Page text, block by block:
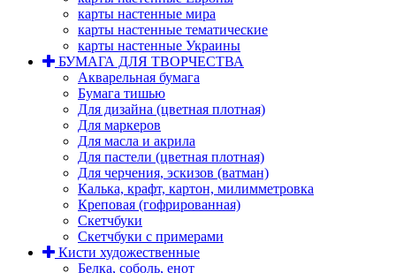
карты настенные мира
карты настенные тематические
карты настенные Украины
БУМАГА ДЛЯ ТВОРЧЕСТВА
Акварельная бумага
Бумага тишью
Для дизайна (цветная плотная)
Для маркеров
Для масла и акрила
Для пастели (цветная плотная)
Для черчения, эскизов (ватман)
Калька, крафт, картон, милимметровка
Креповая (гофрированная)
Скетчбуки
Скетчбуки с примерами
Кисти художественные
Белка, соболь, енот